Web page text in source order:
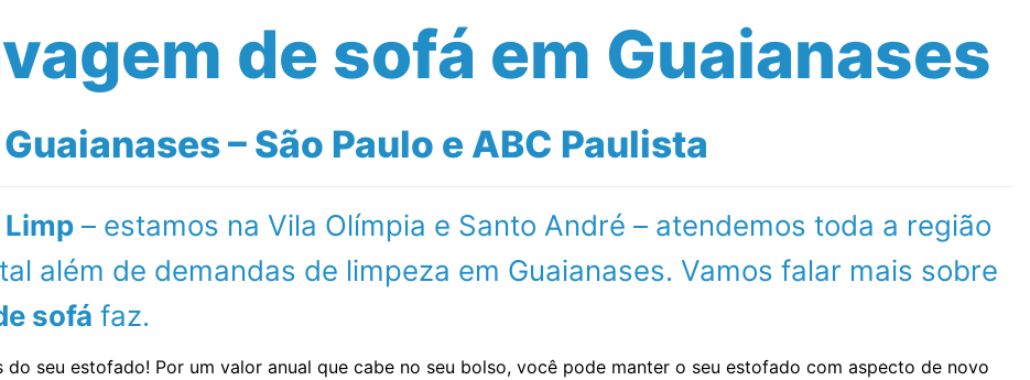
de sofá em Guaianases
– São Paulo e ABC Paulista
Limp – estamos na Vila Olímpia e Santo André – atendemos toda a região
além de demandas de limpeza em Guaianases. Vamos falar mais sobre
sofá faz.
seu estofado! Por um valor anual que cabe no seu bolso, você pode manter o seu estofado com aspecto de novo